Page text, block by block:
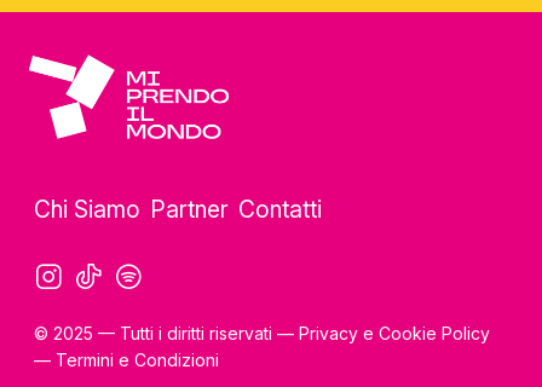
Chi Siamo Partner Contatti
© 2025 — Tutti i diritti riservati — Privacy e Cookie Policy
— Termini e Condizioni